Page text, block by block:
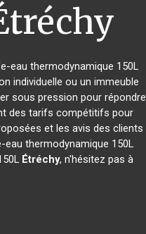
eau thermodynamique 150L
individuelle ou un immeuble
sous pression pour répondre
des tarifs compétitifs pour
et les avis des clients
thermodynamique 150L
Étréchy, n'hésitez pas à